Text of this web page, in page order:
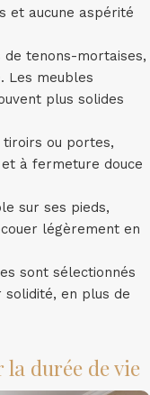
et aucune aspérité
tenons-mortaises,
Les meubles
plus solides
ou portes,
à fermeture douce
sur ses pieds,
légèrement en
sont sélectionnés
en plus de
durée de vie